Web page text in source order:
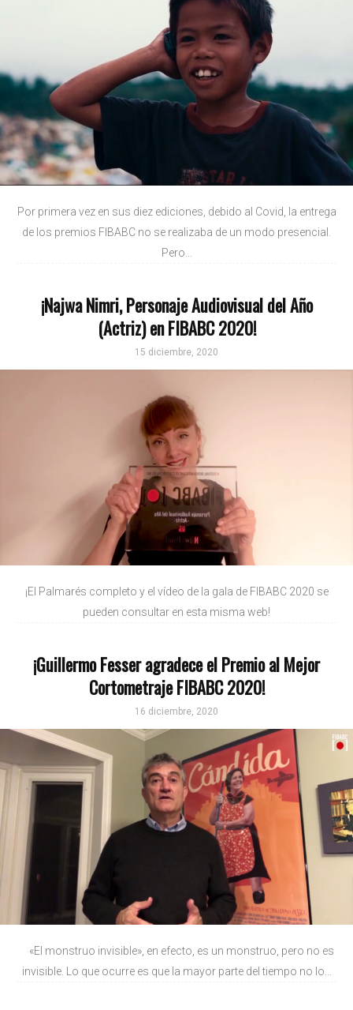
Por primera vez en sus diez ediciones, debido al Covid, la entrega
de los premios FIBABC no se realizaba de un modo presencial.
Pero...
¡Najwa Nimri, Personaje Audiovisual del Año
(Actriz) en FIBABC 2020!
15 diciembre, 2020
¡El Palmarés completo y el vídeo de la gala de FIBABC 2020 se
pueden consultar en esta misma web!
¡Guillermo Fesser agradece el Premio al Mejor
Cortometraje FIBABC 2020!
16 diciembre, 2020
«El monstruo invisible», en efecto, es un monstruo, pero no es
invisible. Lo que ocurre es que la mayor parte del tiempo no lo...